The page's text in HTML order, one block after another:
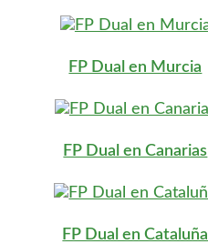
FP Dual en Murcia
FP Dual en Canarias
FP Dual en Cataluña